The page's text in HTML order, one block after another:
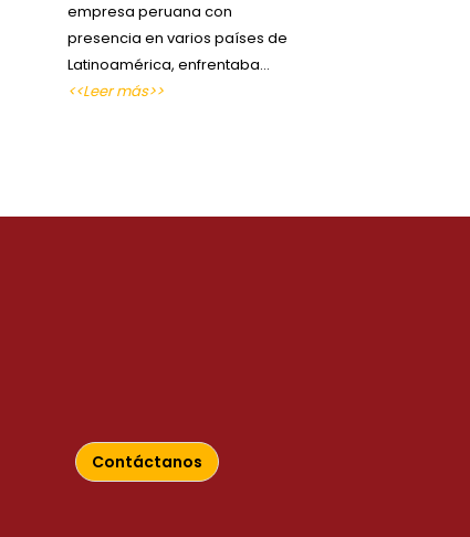
empresa peruana con
presencia en varios países de
Latinoamérica, enfrentaba…
<<Leer más>>
Contáctanos